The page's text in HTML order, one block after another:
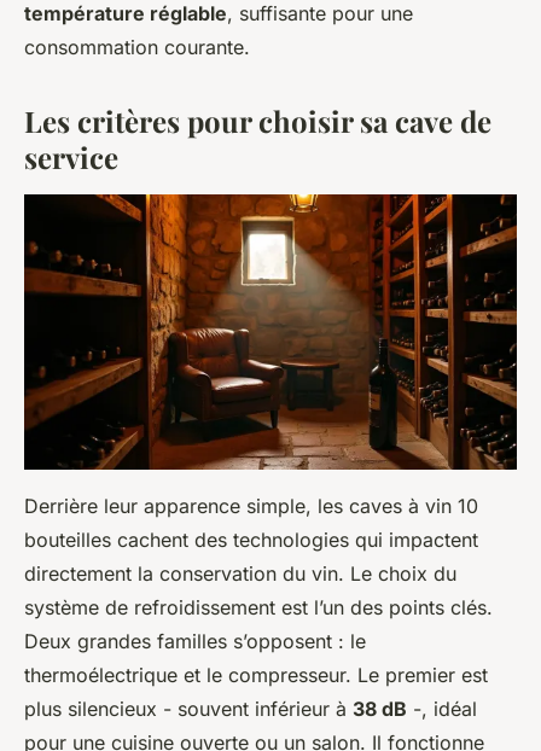
température réglable, suffisante pour une
consommation courante.
Les critères pour choisir sa cave de
service
Derrière leur apparence simple, les caves à vin 10
bouteilles cachent des technologies qui impactent
directement la conservation du vin. Le choix du
système de refroidissement est l’un des points clés.
Deux grandes familles s’opposent : le
thermoélectrique et le compresseur. Le premier est
plus silencieux - souvent inférieur à 38 dB -, idéal
pour une cuisine ouverte ou un salon. Il fonctionne